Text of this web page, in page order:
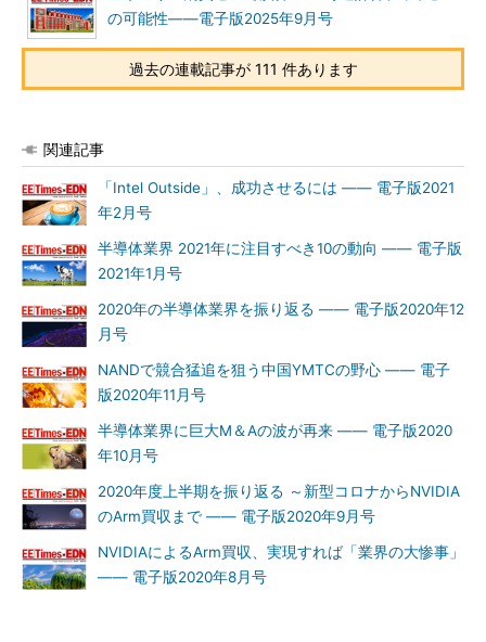
の可能性――電子版2025年9月号
過去の連載記事が 111 件あります
関連記事
「Intel Outside」、成功させるには ―― 電子版2021
年2月号
半導体業界 2021年に注目すべき10の動向 ―― 電子版
2021年1月号
2020年の半導体業界を振り返る ―― 電子版2020年12
月号
NANDで競合猛追を狙う中国YMTCの野心 ―― 電子
版2020年11月号
半導体業界に巨大M＆Aの波が再来 ―― 電子版2020
年10月号
2020年度上半期を振り返る ～新型コロナからNVIDIA
のArm買収まで ―― 電子版2020年9月号
NVIDIAによるArm買収、実現すれば「業界の大惨事」
―― 電子版2020年8月号